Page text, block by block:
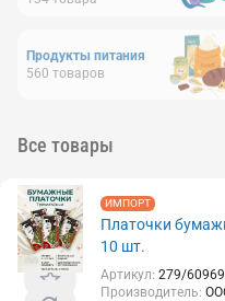
Продукты питания
560 товаров
Все товары
ИМПОРТ
Платочки
10 шт.
Артикул: 279/60969
Производитель: